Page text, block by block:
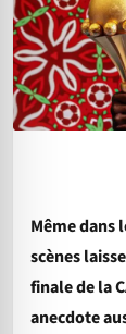
Même dans
scènes
finale de la
anecdote